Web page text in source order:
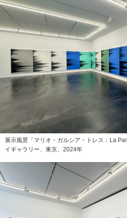
展示風景「マリオ・ガルシア・トレス：La
イギャラリー、東京、2024年